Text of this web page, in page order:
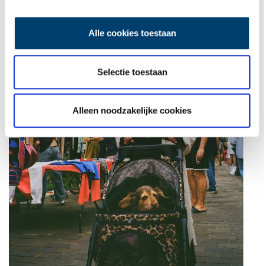
Alle cookies toestaan
Selectie toestaan
Alleen noodzakelijke cookies